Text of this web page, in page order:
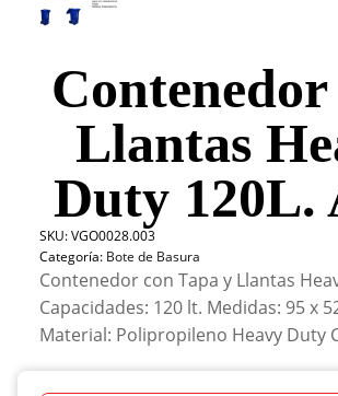
Llantas
Duty 120L.
SKU:VGO0028.003
Categoría: Bote de Basura
Contenedor con Tapa y Llantas
Capacidades: 120 lt. Medidas: 95 x
Material: Polipropileno Heavy Duty